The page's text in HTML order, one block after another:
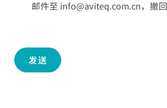
邮件至 info@aviteq.com.cn，撤回
发送